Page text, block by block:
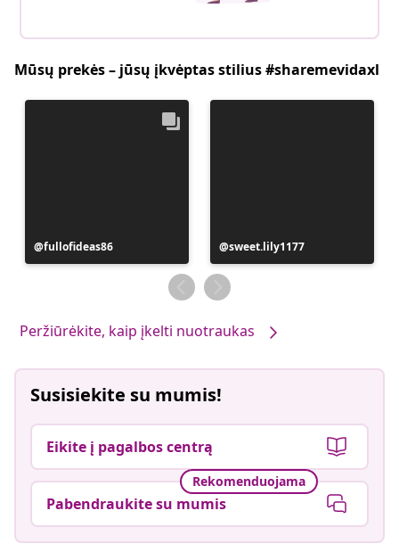
Mūsų prekės – jūsų įkvėptas stilius #sharemevidaxl
Įrašą
paskelbė
fullofideas86
Įrašą
paskelbė
sweet.lily1177
Peržiūrėkite, kaip įkelti nuotraukas
Susisiekite su mumis!
Eikite į pagalbos centrą
Rekomenduojama
Pabendraukite su mumis